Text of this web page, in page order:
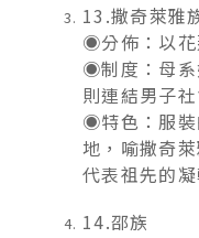
13.撒奇萊雅
◉分佈：以花
◉制度：母系
則連結男子
◉特色：服裝
地，喻撒奇
代表祖先的
14.邵族